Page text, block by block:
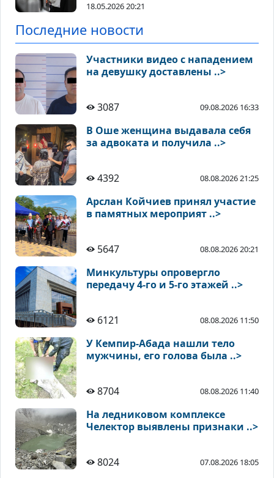
18.05.2026 20:21
Последние новости
Участники видео с нападением
на девушку доставлены ..>
3087 09.08.2026 16:33
В Оше женщина выдавала себя
за адвоката и получила ..>
4392 08.08.2026 21:25
Арслан Койчиев принял участие
в памятных мероприят ..>
5647 08.08.2026 20:21
Минкультуры опровергло
передачу 4-го и 5-го этажей ..>
6121 08.08.2026 11:50
У Кемпир-Абада нашли тело
мужчины, его голова была ..>
8704 08.08.2026 11:40
На ледниковом комплексе
Челектор выявлены признаки ..>
8024 07.08.2026 18:05